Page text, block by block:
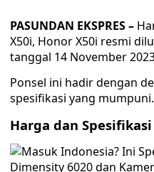
PASUNDAN EKSPRES –
X50i, Honor X50i resmi
tanggal 14 November
Ponsel ini hadir dengan
spesifikasi yang mumpuni.
Harga dan